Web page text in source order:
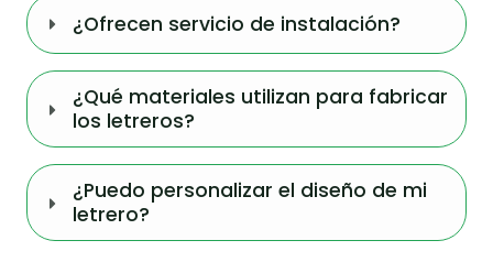
¿Ofrecen servicio de instalación?
¿Qué materiales utilizan para fabricar
los letreros?
¿Puedo personalizar el diseño de mi
letrero?